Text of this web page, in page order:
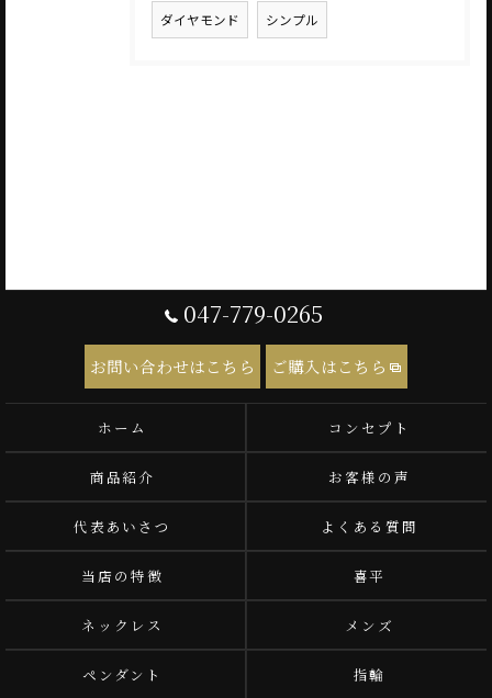
ダイヤモンド シンプル
047-779-0265
お問い合わせはこちら ご購入はこちら
ホーム コンセプト
商品紹介 お客様の声
代表あいさつ よくある質問
当店の特徴 喜平
ネックレス メンズ
ペンダント 指輪